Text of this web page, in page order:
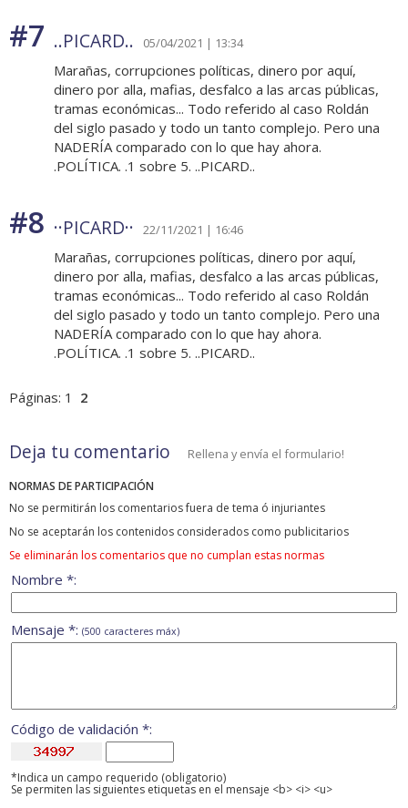
#7 ..PICARD.. 05/04/2021 | 13:34
Marañas, corrupciones políticas, dinero por aquí,
dinero por alla, mafias, desfalco a las arcas públicas,
tramas económicas... Todo referido al caso Roldán
del siglo pasado y todo un tanto complejo. Pero una
NADERÍA comparado con lo que hay ahora.
.POLÍTICA. .1 sobre 5. ..PICARD..
#8 ··PICARD·· 22/11/2021 | 16:46
Marañas, corrupciones políticas, dinero por aquí,
dinero por alla, mafias, desfalco a las arcas públicas,
tramas económicas... Todo referido al caso Roldán
del siglo pasado y todo un tanto complejo. Pero una
NADERÍA comparado con lo que hay ahora.
.POLÍTICA. .1 sobre 5. ..PICARD..
Páginas: 1 2
Deja tu comentario Rellena y envía el formulario!
NORMAS DE PARTICIPACIÓN
No se permitirán los comentarios fuera de tema ó injuriantes
No se aceptarán los contenidos considerados como publicitarios
Se eliminarán los comentarios que no cumplan estas normas
Nombre *:
Mensaje *: (500 caracteres máx)
Código de validación *:
*Indica un campo requerido (obligatorio)
Se permiten las siguientes etiquetas en el mensaje <b> <i> <u>